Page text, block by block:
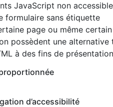
JavaScript non
formulaire sans étiquette
page ou même
possèdent une alternative
à des fins de
d’accessibilité